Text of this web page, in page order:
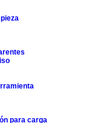
para carga